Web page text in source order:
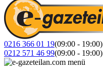
0216 366 01 19(09:00 - 19:00)
0212 571 46 99(09:00 - 19:00)